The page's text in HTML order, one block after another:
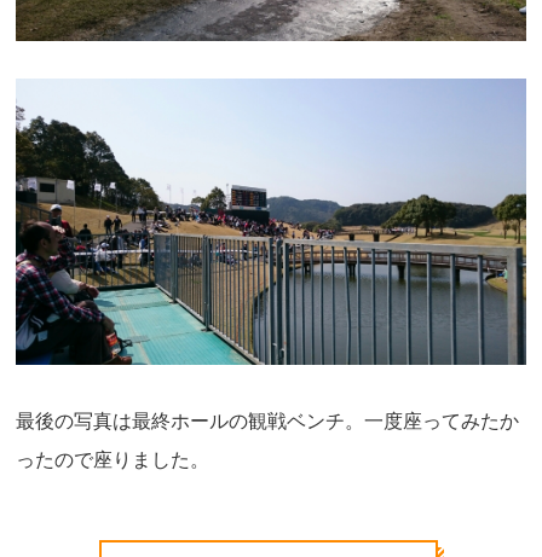
最後の写真は最終ホールの観戦ベンチ。一度座ってみたか
ったので座りました。